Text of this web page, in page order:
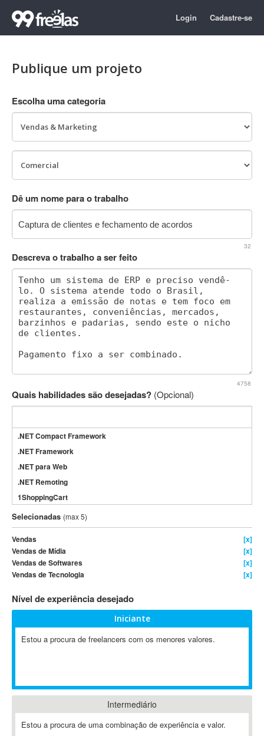
Login Cadastre-se
Publique um projeto
Escolha uma categoria
Dê um nome para o trabalho
32
Descreva o trabalho a ser feito
4758
Quais habilidades são desejadas? (Opcional)
.NET Compact Framework
.NET Framework
.NET para Web
.NET Remoting
1ShoppingCart
3DS Max
3GSM
4D Dimension
802.11
A&P
A2Billing
Ab Initio
ABIS
AbleCommerce
Ableton
Selecionadas (max 5)
Vendas
[x]
Vendas de Mídia
[x]
Vendas de Softwares
[x]
Vendas de Tecnologia
[x]
Nível de experiência desejado
Iniciante
Estou a procura de freelancers com os menores valores.
Intermediário
Estou a procura de uma combinação de experiência e valor.